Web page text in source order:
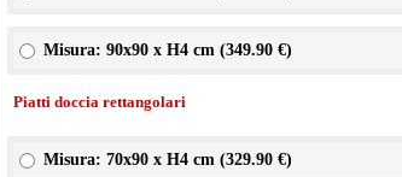
Misura: 90x90 x H4 cm (349.90 €)
Piatti doccia rettangolari
Misura: 70x90 x H4 cm (329.90 €)